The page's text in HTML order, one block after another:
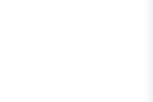
i Himmelev - Roskilde